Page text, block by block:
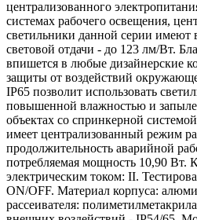
централизованного
системах рабочего освещения,
светильники данной серии имеют
световой отдачи - до 123 лм/Вт.
впишется в любые дизайнерские
защиты от воздействий
IP65 позволит использовать
повышенной влажностью и
объектах со спринкерной
имеет централизованный режим
продолжительность аварийной
потребляемая мощность 10,90 Вт.
электрическим током: II.
ON/OFF. Материал корпуса:
рассеивателя: